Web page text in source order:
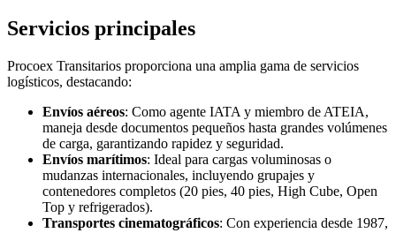
Servicios principales
Procoex Transitarios proporciona una amplia gama de servicios
logísticos, destacando:
Envíos aéreos: Como agente IATA y miembro de ATEIA,
maneja desde documentos pequeños hasta grandes volúmenes
de carga, garantizando rapidez y seguridad.
Envíos marítimos: Ideal para cargas voluminosas o
mudanzas internacionales, incluyendo grupajes y
contenedores completos (20 pies, 40 pies, High Cube, Open
Top y refrigerados).
Transportes cinematográficos: Con experiencia desde 1987,